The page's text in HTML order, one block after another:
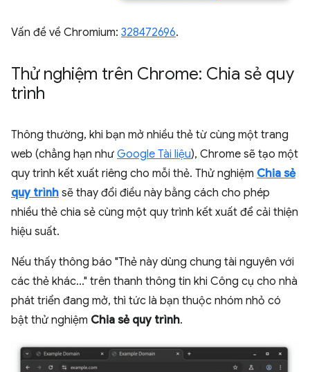
Vấn đề về Chromium: 328472696.
Thử nghiệm trên Chrome: Chia sẻ quy
trình
Thông thường, khi bạn mở nhiều thẻ từ cùng một trang
web (chẳng hạn như Google Tài liệu), Chrome sẽ tạo một
quy trình kết xuất riêng cho mỗi thẻ. Thử nghiệm Chia sẻ
quy trình sẽ thay đổi điều này bằng cách cho phép
nhiều thẻ chia sẻ cùng một quy trình kết xuất để cải thiện
hiệu suất.
Nếu thấy thông báo "Thẻ này dùng chung tài nguyên với
các thẻ khác..." trên thanh thông tin khi Công cụ cho nhà
phát triển đang mở, thì tức là bạn thuộc nhóm nhỏ có
bật thử nghiệm Chia sẻ quy trình.